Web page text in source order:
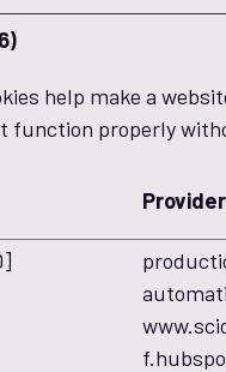
help make a
function properly
Provider